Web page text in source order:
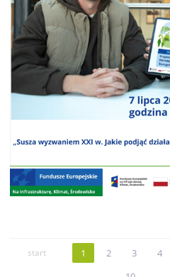
start 1 2 3 4